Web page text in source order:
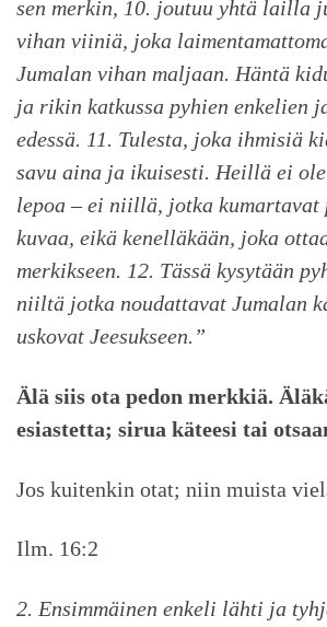
sen merkin, 10. joutuu yhtä lailla
vihan viiniä, joka
Jumalan vihan maljaan. Häntä
ja rikin katkussa pyhien enkelien
edessä. 11. Tulesta, joka ihmisiä
savu aina ja ikuisesti. Heillä ei
lepoa – ei niillä, jotka kumartavat
kuvaa, eikä kenelläkään, joka
merkikseen. 12. Tässä kysytään
niiltä jotka noudattavat Jumalan
uskovat Jeesukseen.”
Älä siis ota pedon merkkiä.
esiastetta; sirua käteesi tai
Jos kuitenkin otat; niin muista
Ilm. 16:2
2. Ensimmäinen enkeli lähti ja